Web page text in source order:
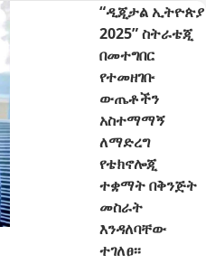
“ዲጂታል ኢትዮጵያ
2025” ስትራቴጂ
በመተግበር
የተመዘገቡ
ውጤቶችን
አስተማማኝ
ለማድረግ
የቴክኖሎጂ
ተቋማት በቅንጅት
መስራት
እንዳለባቸው
ተገለፀ፡፡